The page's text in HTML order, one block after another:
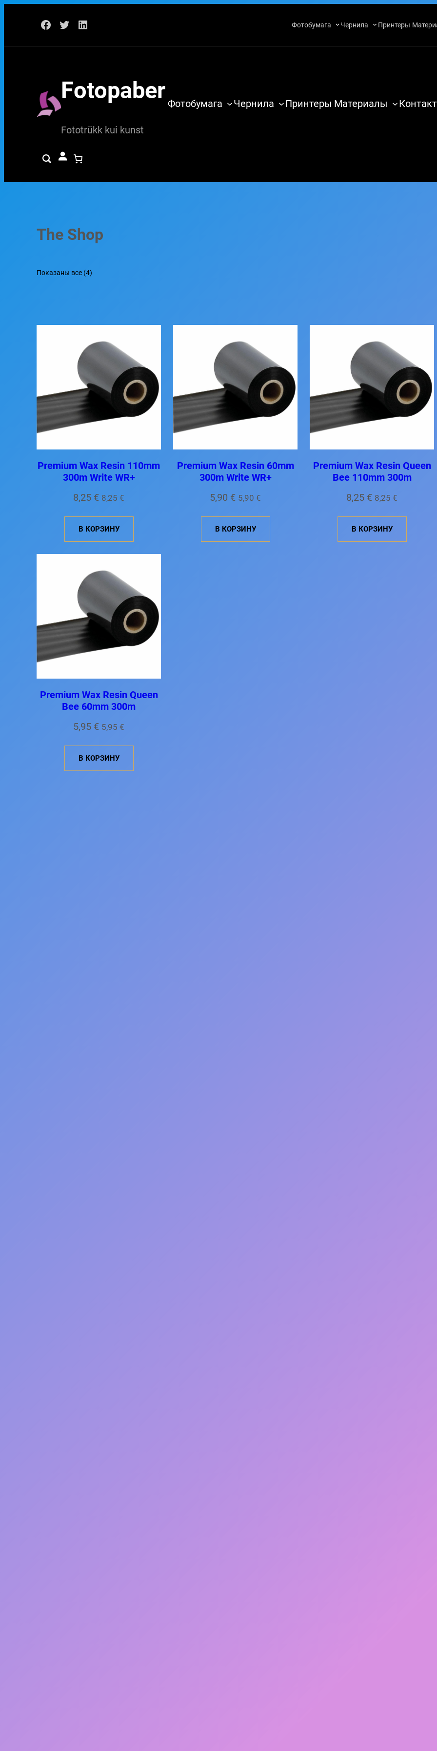
содержимому
Facebook
TwitterLinkedIn Фотобумага Чернила Принтеры
Fotopaber
Fototrükk kui kunst
Фотобумага Чернила Принтеры Материалы Контакт
The Shop
Показаны все (4)
Premium Wax Resin 110mm
300m Write WR+
8,25 € 8,25€
В КОРЗИНУ
Premium Wax Resin 60mm
300m Write WR+
5,90 € 5,90€
В КОРЗИНУ
Premium Wax Resin Queen
Bee 110mm 300m
8,25 € 8,25€
В КОРЗИНУ
Premium Wax Resin Queen
Bee 60mm 300m
5,95 € 5,95€
В КОРЗИНУ